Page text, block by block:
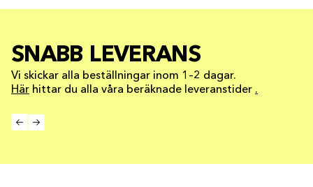
SNABB LEVERANS
Vi skickar alla beställningar inom 1–2 dagar.
Här hittar du alla våra beräknade leveranstider .